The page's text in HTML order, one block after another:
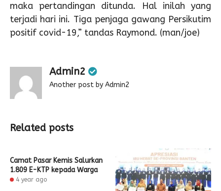
maka pertandingan ditunda. Hal inilah yang
terjadi hari ini. Tiga penjaga gawang Persikutim
positif covid-19,” tandas Raymond. (man/joe)
Admin2
Another post by Admin2
Related posts
Camat Pasar Kemis Salurkan
1.809 E-KTP kepada Warga
4 year ago